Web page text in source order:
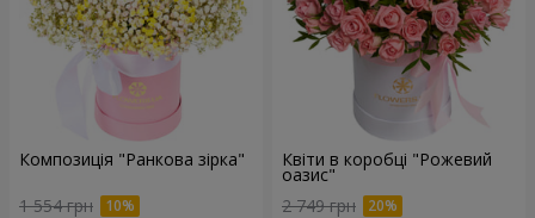
Композиція "Ранкова зірка"
1 554 грн
Квіти в коробці "Рожевий
оазис"
2 749 грн